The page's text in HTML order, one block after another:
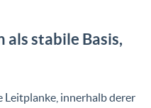
als stabile Basis,
Leitplanke, innerhalb derer